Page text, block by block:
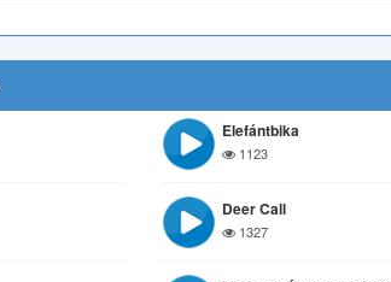
Elefántbika
1123
Deer Call
1327